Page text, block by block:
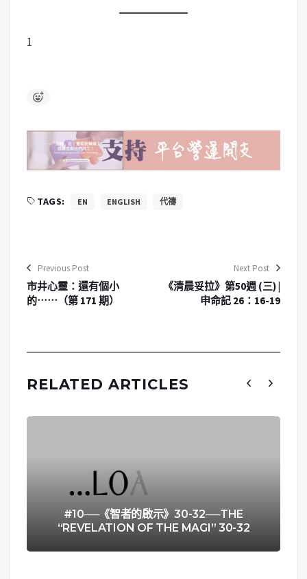
1
TAGS: EN ENGLISH 代禱
Previous Post
市井心靈：還有個小
的⋯⋯（第 171 期）
Next Post
《清晨妥拉》第50週 (三) |
申命記 26：16-19
RELATED ARTICLES
#10──《智者的啟示》30-32──THE
“REVELATION OF THE MAGI” 30-32